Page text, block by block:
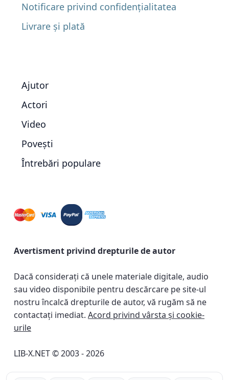
Notificare privind confidențialitatea
Livrare și plată
Ajutor
Actori
Video
Povești
Întrebări populare
Avertisment privind drepturile de autor
Dacă considerați că unele materiale digitale, audio
sau video disponibile pentru descărcare pe site-ul
nostru încalcă drepturile de autor, vă rugăm să ne
contactați imediat. Acord privind vârsta și cookie-
urile
LIB-X.NET © 2003 - 2026